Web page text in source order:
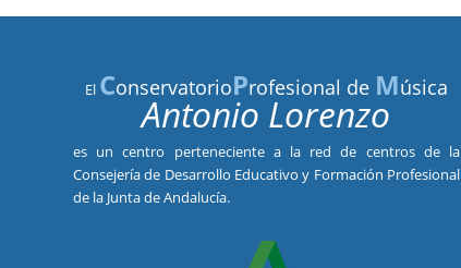
El ConservatorioProfesional de Música
Antonio Lorenzo
es un centro perteneciente a la red de centros de la
Consejería de Desarrollo Educativo y Formación Profesional
de la Junta de Andalucía.